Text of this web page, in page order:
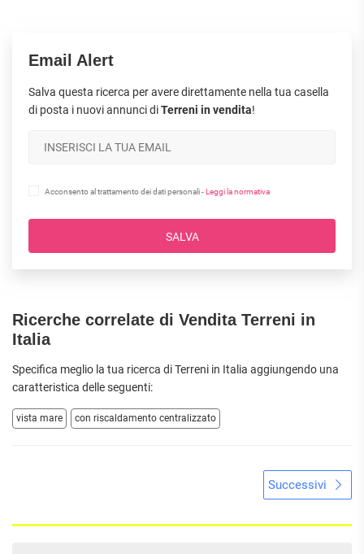
Email Alert
Salva questa ricerca per avere direttamente nella tua casella
di posta i nuovi annunci diTerreni in vendita!
Acconsento al trattamento dei dati personali -Leggi la normativa
SALVA
Ricerche correlate di Vendita Terreni in
Italia
Specifica meglio la tua ricerca di Terreni in Italia aggiungendo una
caratteristica delle seguenti:
vista mare con riscaldamento centralizzato
Successivi